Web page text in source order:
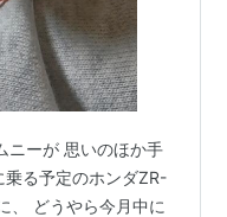
ニーが 思いのほか手
乗る予定のホンダZR-
、 どうやら今月中に